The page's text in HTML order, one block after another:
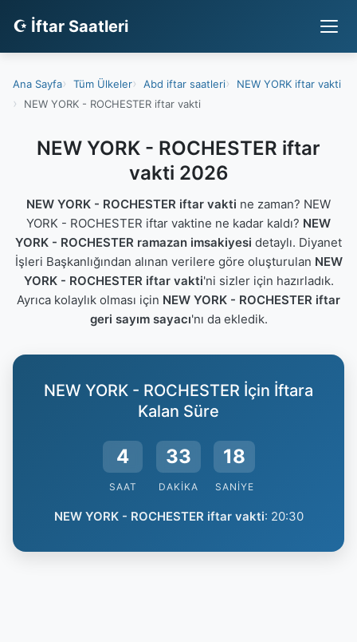
☪ İftar Saatleri
Ana Sayfa Tüm Ülkeler Abd iftar saatleri
NEW YORK iftar vakti
NEW YORK - ROCHESTER iftar vakti
NEW YORK - ROCHESTER iftar
vakti 2026
NEW YORK - ROCHESTER iftar vakti ne zaman? NEW
YORK - ROCHESTER iftar vaktine ne kadar kaldı? NEW
YORK - ROCHESTER ramazan imsakiyesi detaylı. Diyanet
İşleri Başkanlığından alınan verilere göre oluşturulan NEW
YORK - ROCHESTER iftar vakti'ni sizler için hazırladık.
Ayrıca kolaylık olması için NEW YORK - ROCHESTER iftar
geri sayım sayacı'nı da ekledik.
NEW YORK - ROCHESTER İçin İftara
Kalan Süre
4
SAAT
33
DAKIKA
17
SANIYE
NEW YORK - ROCHESTER iftar vakti: 20:30